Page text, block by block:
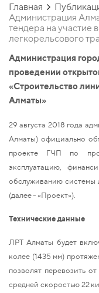
Главная
Администрация
тендера на участие
легкорельсового
Администрация
проведении
«Строительство
Алматы»
29 августа 2018 года
Алматы) официально
проекте ГЧП по
эксплуатацию,
обслуживанию системы
(далее - «Проект»).
Технические данные
ЛРТ Алматы будет
колее (1435 мм)
позволят перевозить
средней скоростью 22